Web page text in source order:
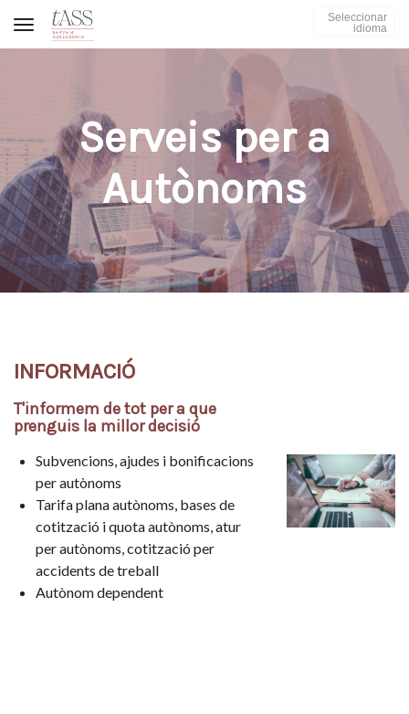
Seleccionar
idioma
Toggle navigation
Serveis per a
Autònoms
INFORMACIÓ
T'informem de tot per a que
prenguis la millor decisió
Subvencions, ajudes i bonificacions
per autònoms
Tarifa plana autònoms, bases de
cotització i quota autònoms, atur
per autònoms, cotització per
accidents de treball
Autònom dependent